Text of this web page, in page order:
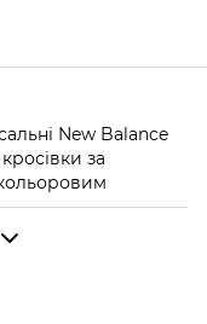
New Balance
за
вважають New